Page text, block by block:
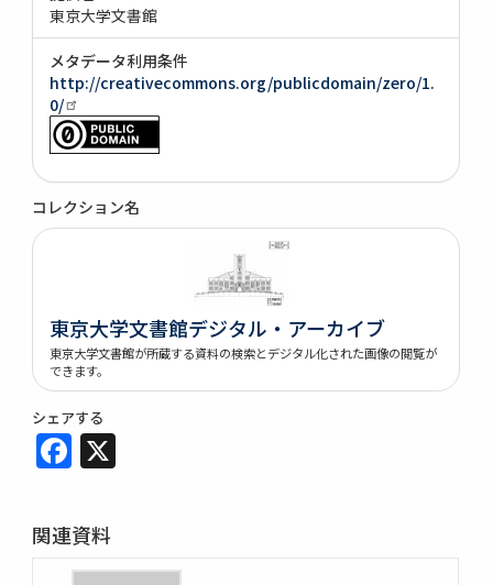
東京大学文書館
メタデータ利用条件
http://creativecommons.org/publicdomain/zero/1.
0/
コレクション名
東京大学文書館デジタル・アーカイブ
東京大学文書館が所蔵する資料の検索とデジタル化された画像の閲覧が
できます。
シェアする
Facebook
関連資料